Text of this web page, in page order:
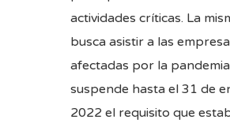
actividades críticas. La
busca asistir a las
afectadas por la
suspende hasta el 31 de
2022 el requisito que